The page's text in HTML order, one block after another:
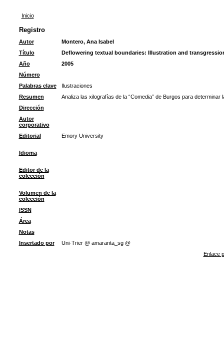
Inicio
Registro
Autor
Montero, Ana Isabel
Título
Deflowering textual boundaries: Illustration and
Año
2005
Número
Palabras clave
Ilustraciones
Resumen
Analiza las xilografías de la “Comedia” de Burgos para
Dirección
Autor
corporativo
Editorial
Emory University
Idioma
Editor de la
colección
Volumen de la
colección
ISSN
Área
Notas
Insertado por
Uni-Trier @ amaranta_sg @
Enlace